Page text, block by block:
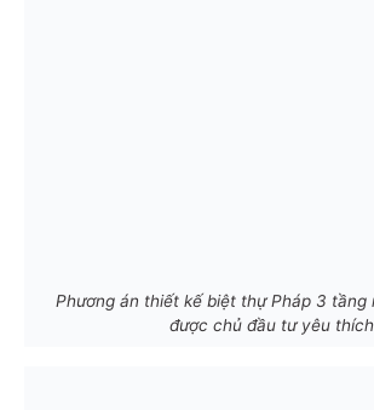
Phương án thiết kế biệt thự Pháp 3 tầng
được chủ đầu tư yêu thích